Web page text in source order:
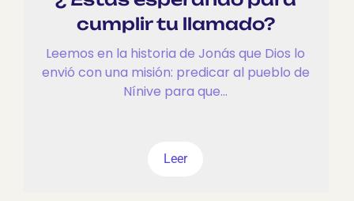
cumplir tu llamado?
Leemos en la historia de Jonás que Dios lo
envió con una misión: predicar al pueblo de
Nínive para que...
Leer